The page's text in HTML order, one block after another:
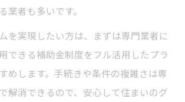
業者も多いです。
を実現したい方は、まずは専門業者に
できる補助金制度をフル活用したプラ
めします。手続きや条件の複雑さは専
解消できるので、安心して住まいのグ